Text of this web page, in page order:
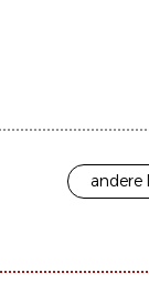
andere